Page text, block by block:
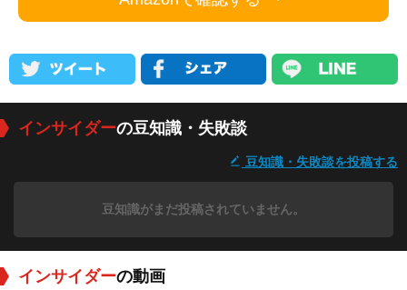
インサイダーの豆知識・失敗談
豆知識・失敗談を投稿する
豆知識がまだ投稿されていません。
インサイダーの動画